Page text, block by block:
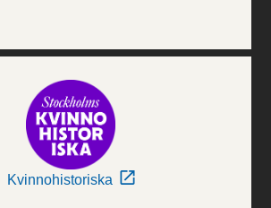
Kvinnohistoriska